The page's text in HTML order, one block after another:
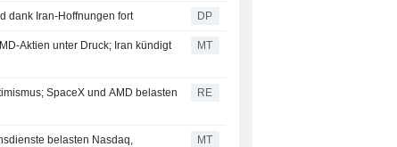
dank Iran-Hoffnungen fort DP
Aktien unter Druck; Iran kündigt
MT
SpaceX und AMD belasten
RE
belasten Nasdaq,
MT